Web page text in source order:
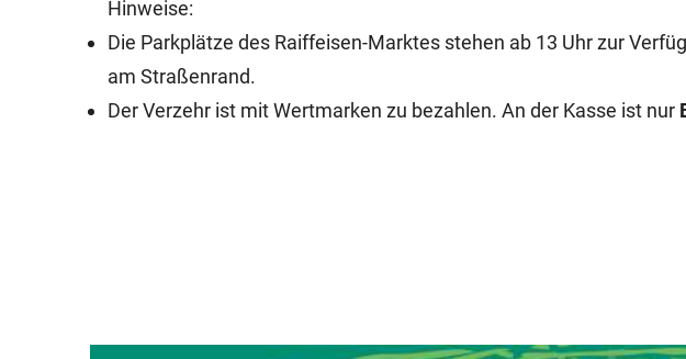
Hinweise:
Die Parkplätze des Raiffeisen-Marktes stehen ab 13 Uhr zur
am Straßenrand.
Der Verzehr ist mit Wertmarken zu bezahlen. An der Kasse ist nur